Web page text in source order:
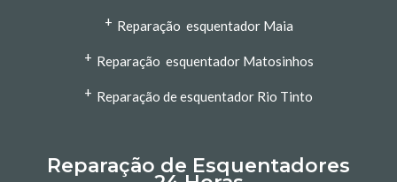
+ Reparação esquentador Maia
+ Reparação esquentador Matosinhos
+ Reparação de esquentador Rio Tinto
Reparação de Esquentadores